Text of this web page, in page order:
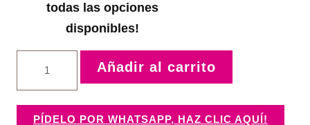
todas las opciones
disponibles!
corazon
Añadir al carrito
PÍDELO POR WHATSAPP, HAZ CLIC AQUÍ!